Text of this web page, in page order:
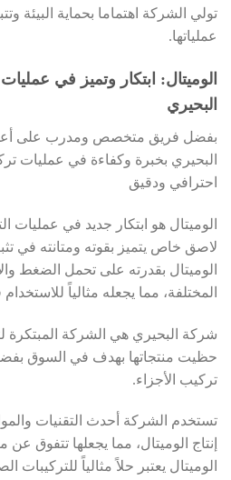
تولي الشركة اهتماما بحماية البيئة
عملياتها.
الوميتال: ابتكار وتميز في
البحيري
بفضل فريق متخصص ومدرب على
البحيري بخبرة وكفاءة في عمليات
احترافي ودقيق
الوميتال هو ابتكار جديد في عمليات
لاصق خاص يتميز بقوته ومتانته في
الوميتال بقدرته على تحمل الضغط
المختلفة، مما يجعله مثالياً
شركة البحيري هي الشركة المبتكرة
حظيت منتجاتها بهدف في السوق
تركيب الأجزاء.
تستخدم الشركة أحدث التقنيات
إنتاج الوميتال، مما يجعلها تتفوق
الوميتال يعتبر حلاً مثالياً للتركيبات